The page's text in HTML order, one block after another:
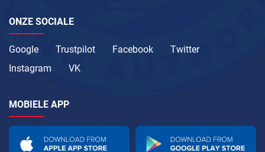
ONZE SOCIALE
Google Trustpilot Facebook
Twitter
Instagram
VK
MOBIELE APP